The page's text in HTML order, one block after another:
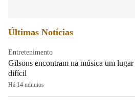
Últimas Notícias
Entretenimento
Gilsons encontram na música um
difícil
Há 14 minutos